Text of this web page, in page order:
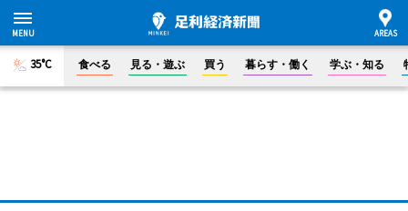
35°C 食べる 見る・遊ぶ 買う 暮らす・働く 学ぶ・知る